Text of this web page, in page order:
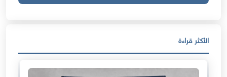
الأكثر قراءة